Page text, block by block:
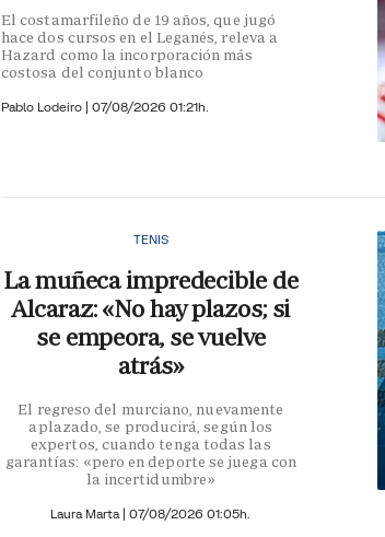
El costamarfileño de 19 años, que jugó
hace dos cursos en el Leganés, releva a
Hazard como la incorporación más
costosa del conjunto blanco
Pablo Lodeiro | 07/08/2026 01:21h.
TENIS
La muñeca impredecible de
Alcaraz: «No hay plazos; si
se empeora, se vuelve
atrás»
El regreso del murciano, nuevamente
aplazado, se producirá, según los
expertos, cuando tenga todas las
garantías: «pero en deporte se juega con
la incertidumbre»
Laura Marta |07/08/2026 01:05h.